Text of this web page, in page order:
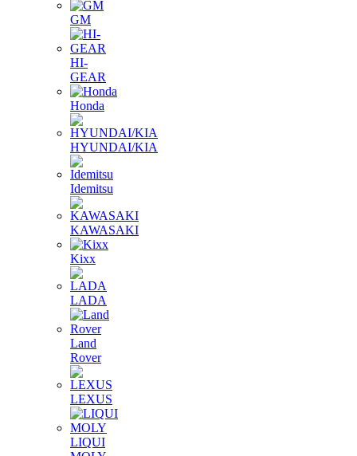
GM
HI-
GEAR
Honda
HYUNDAI/KIA
Idemitsu
KAWASAKI
Kixx
LADA
Land
Rover
LEXUS
LIQUI